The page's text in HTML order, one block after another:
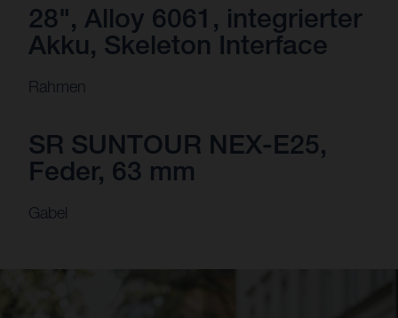
28", Alloy 6061, integrierter
Akku, Skeleton Interface
Rahmen
SR SUNTOUR NEX-E25,
Feder, 63 mm
Gabel